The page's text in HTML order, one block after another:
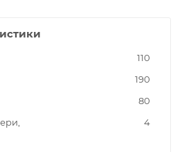
110
190
80
4